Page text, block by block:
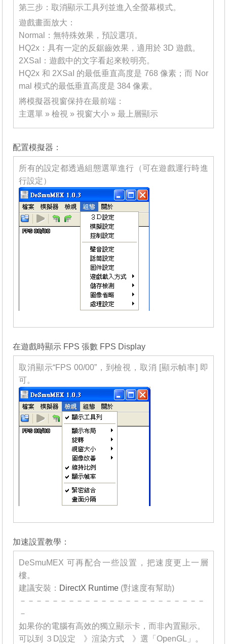
第三步：取消顯示工具列並進入全螢幕模式。
遊戲畫面放大：
Normal：無特殊效果，預設選項。
HQ2x：具有一定的反鋸齒效果，適用於 3D 遊戲。
2XSaI：遊戲中的文字看起來較明亮。
HQ2x 和 2XSaI 的最低垂直高度是 768 像素；而 Nor
mal 模式的最低垂直高度是 384 像素。
將模擬器視窗保持在最前端：
主選單 » 檢視 » 視窗大小 » 最上層顯示
配置模擬器：
所有的設定都透過組態選單進行（可在遊戲運行時進
行設定）
在遊戲時顯示 FPS 張數 FPS Display
取消顯示“FPS 00/00”，到檢視，取消 [顯示幀率] 即
可。
加速設置教學：
DeSmuMEX 可再配合一些設置，把速度更上一層
樓。
建議安裝： DirectX Runtime (對速度有幫助)
－－－－－－－－－－－－－－－－－－－－－－－
－
如果你的電腦有高效的獨立顯示卡，而非內置顯示。
可以到 ３D設定 》渲染方式 》選「OpenGL」。